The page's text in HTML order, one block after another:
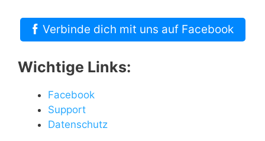
Verbinde dich mit uns auf Facebook
Wichtige Links:
Facebook
Support
Datenschutz